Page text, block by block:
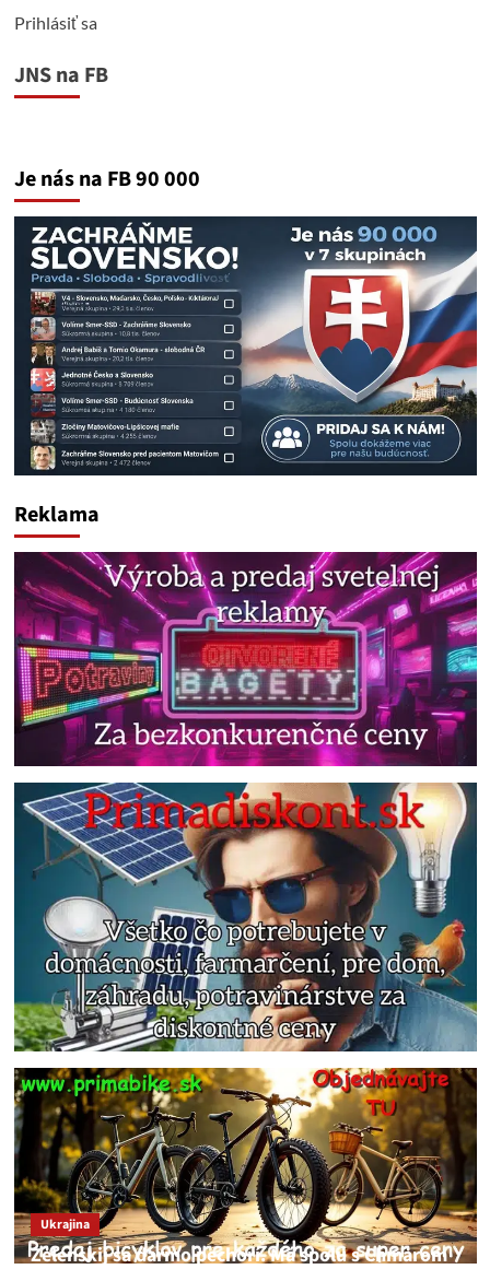
Prihlásiť sa
JNS na FB
Je nás na FB 90 000
Reklama
Ukrajina
Zelenskij sa darmo pechorí. Má spolu s Chmarom